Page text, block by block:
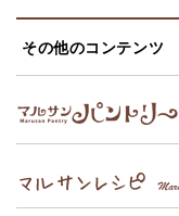
その他のコンテンツ